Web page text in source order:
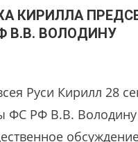
КИРИЛЛА
В.В. ВОЛОДИНУ
Руси Кирилл 28
ФС РФ В.В.